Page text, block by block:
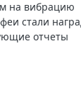
на вибрацию
стали
отчеты